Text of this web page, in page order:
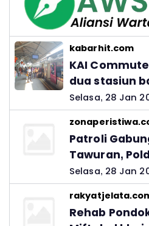
kabarhit.com
KAI
dua stasiun
Selasa, 28 Jan
Patroli
Tawuran,
Ingatkan
Selasa, 28 Jan
Rehab